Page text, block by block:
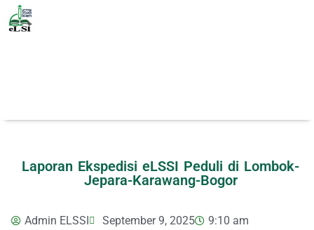
Laporan Ekspedisi eLSSI Peduli di Lombok-
Jepara-Karawang-Bogor
Admin ELSSI September 9, 2025
9:10 am